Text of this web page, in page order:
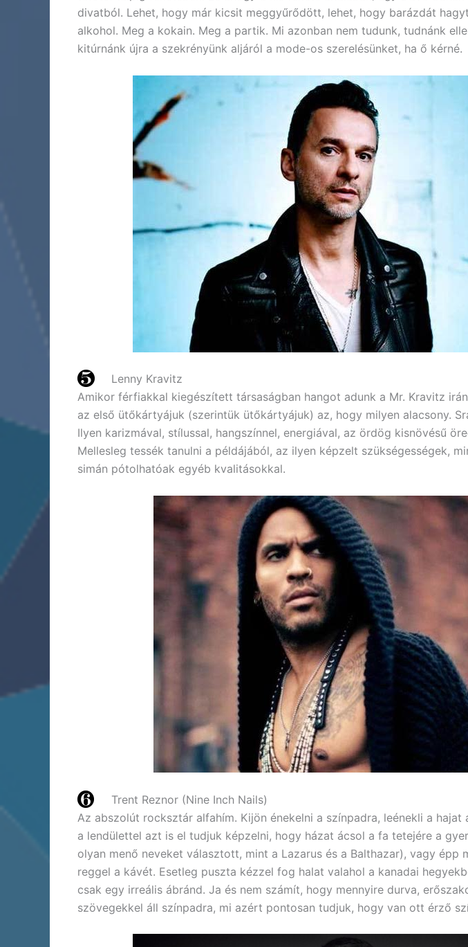
divatból. Lehet, hogy már kicsit meggyűrődött, lehet, hogy barázdát
alkohol. Meg a kokain. Meg a partik. Mi azonban nem tudunk, tudnánk
kitúrnánk újra a szekrényünk aljáról a mode-os szerelésünket, ha ő kérné.
Lenny Kravitz
Amikor férfiakkal kiegészített társaságban hangot adunk a Mr. Kravitz
az első ütőkártyájuk (szerintük ütőkártyájuk) az, hogy milyen alacsony.
Ilyen karizmával, stílussal, hangszínnel, energiával, az ördög kisnövésű
Mellesleg tessék tanulni a példájából, az ilyen képzelt szükségességek,
simán pótolhatóak egyéb kvalitásokkal.
Trent Reznor (Nine Inch Nails)
Az abszolút rocksztár alfahím. Kijön énekelni a színpadra, leénekli a hajat
a lendülettel azt is el tudjuk képzelni, hogy házat ácsol a fa tetejére a
olyan menő neveket választott, mint a Lazarus és a Balthazar), vagy épp
reggel a kávét. Esetleg puszta kézzel fog halat valahol a kanadai
csak egy irreális ábránd. Ja és nem számít, hogy mennyire durva,
szövegekkel áll színpadra, mi azért pontosan tudjuk, hogy van ott érző